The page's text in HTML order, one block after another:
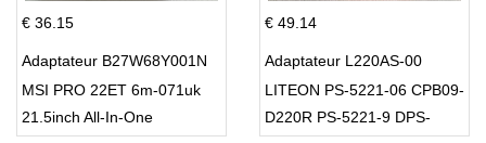
€ 36.15
Adaptateur B27W68Y001N
MSI PRO 22ET 6m-071uk
21.5inch All-In-One
€ 49.14
Adaptateur L220AS-00
LITEON PS-5221-06 CPB09-
D220R PS-5221-9 DPS-